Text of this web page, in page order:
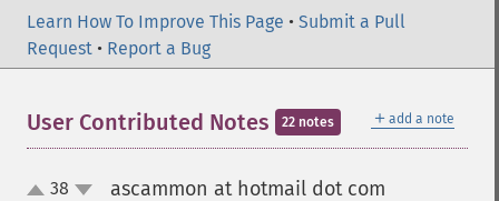
Learn How To Improve This Page • Submit a Pull
Request • Report a Bug
＋ add a note
User Contributed Notes 22 notes
38 ascammon at hotmail dot com